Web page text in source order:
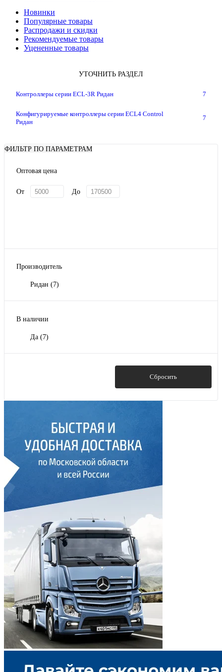
Новинки
Популярные товары
Распродажи и скидки
Рекомендуемые товары
Уцененные товары
УТОЧНИТЬ РАЗДЕЛ
Контроллеры серии ECL-3R Ридан 7
Конфигурируемые контроллеры серии ECL4 Control
Ридан
7
ФИЛЬТР ПО ПАРАМЕТРАМ
Оптовая цена
От До
Производитель
Ридан (7)
В наличии
Да (7)
Сбросить